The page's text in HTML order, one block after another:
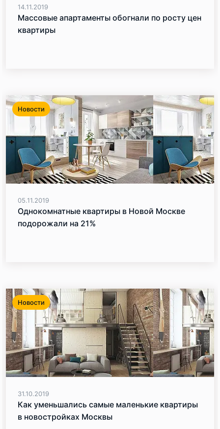
14.11.2019
Массовые апартаменты обогнали по росту цен
квартиры
Новости
05.11.2019
Однокомнатные квартиры в Новой Москве
подорожали на 21%
Новости
31.10.2019
Как уменьшались самые маленькие квартиры
в новостройках Москвы